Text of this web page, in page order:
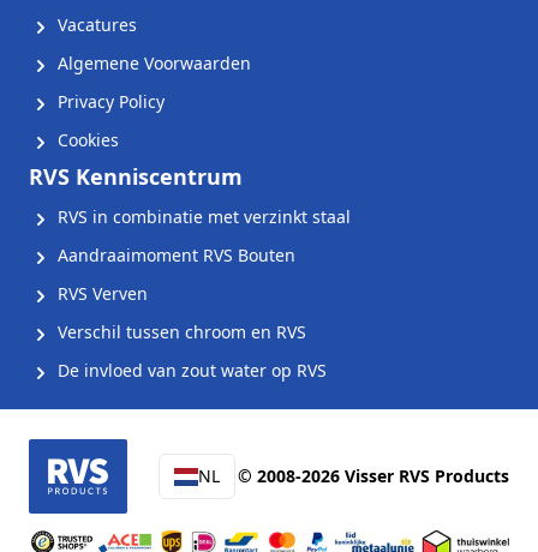
Vacatures
Algemene Voorwaarden
Privacy Policy
Cookies
RVS Kenniscentrum
RVS in combinatie met verzinkt staal
Aandraaimoment RVS Bouten
RVS Verven
Verschil tussen chroom en RVS
De invloed van zout water op RVS
NL © 2008-2026 Visser RVS Products